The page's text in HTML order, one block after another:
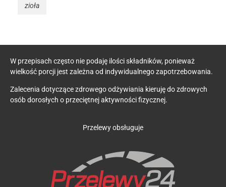
zioła
W przepisach często nie podaję ilości składników, ponieważ
wielkość porcji jest zależna od indywidualnego zapotrzebowania.
Zalecenia dotyczące zdrowego odżywiania kieruję do zdrowych
osób dorosłych o przeciętnej aktywności fizycznej.
Przelewy obsługuje